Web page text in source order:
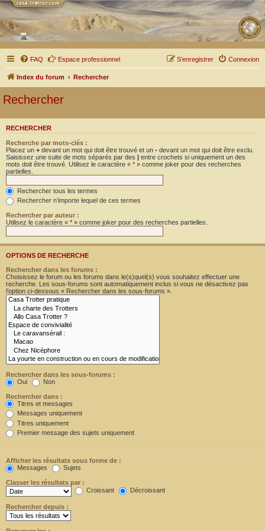
FAQ Espace professionnel Connexion
S’enregistrer
Index du forum Rechercher
Rechercher
RECHERCHER
Recherche par mots-clés :
Placez un + devant un mot qui doit être trouvé et un - devant un mot qui doit être exclu.
Saisissez une suite de mots séparés par des | entre crochets si uniquement un des
mots doit être trouvé. Utilisez le caractère « * » comme joker pour des recherches
partielles.
Rechercher tous les termes
Rechercher n’importe lequel de ces termes
Rechercher par auteur :
Utilisez le caractère « * » comme joker pour des recherches partielles.
OPTIONS DE RECHERCHE
Rechercher dans les forums :
Choisissez le forum ou les forums dans le(s)quel(s) vous souhaitez effectuer une
recherche. Les sous-forums sont automatiquement inclus si vous ne désactivez pas
l’option ci-dessous « Rechercher dans les sous-forums ».
Rechercher dans les sous-forums :
Oui
Non
Rechercher dans :
Titres et messages
Messages uniquement
Titres uniquement
Premier message des sujets uniquement
Afficher les résultats sous forme de :
Messages
Sujets
Classer les résultats par :
Croissant
Décroissant
Rechercher depuis :